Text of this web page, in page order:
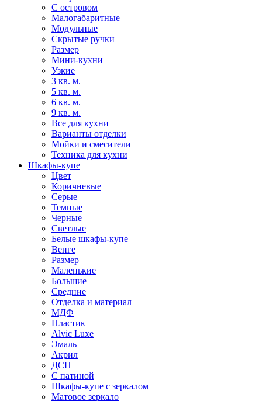
С островом
Малогабаритные
Модульные
Скрытые ручки
Размер
Мини-кухни
Узкие
3 кв. м.
5 кв. м.
6 кв. м.
9 кв. м.
Все для кухни
Варианты отделки
Мойки и смесители
Техника для кухни
Шкафы-купе
Цвет
Коричневые
Серые
Темные
Черные
Светлые
Белые шкафы-купе
Венге
Размер
Маленькие
Большие
Средние
Отделка и материал
МДФ
Пластик
Alvic Luxe
Эмаль
Акрил
ДСП
С патиной
Шкафы-купе с зеркалом
Матовое зеркало